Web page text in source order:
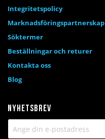
Nyhetsbrev
Integritetspolicy
Marknadsföringspartnerskap
Söktermer
Beställningar och returer
Kontakta oss
Blog